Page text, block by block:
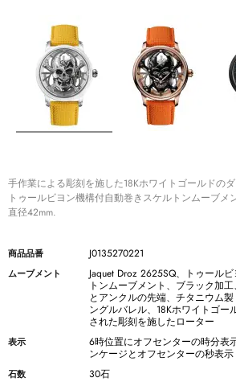
手作業による彫刻を施した18Kホワイトゴールドの
トゥールビヨン機構付自動巻きスケルトンムーブメ
直径42mm.
商品品番 J0135270221
ムーブメント
Jaquet Droz 2625SQ、トゥール
トンムーブメント、ブラック加
とアンクルの先端、チタニウム
ングルバレル、18Kホワイトゴ
された彫刻を施したローター
表示
6時位置にオフセンターの時分表
ンケージとオフセンターの秒表示
石数 30石